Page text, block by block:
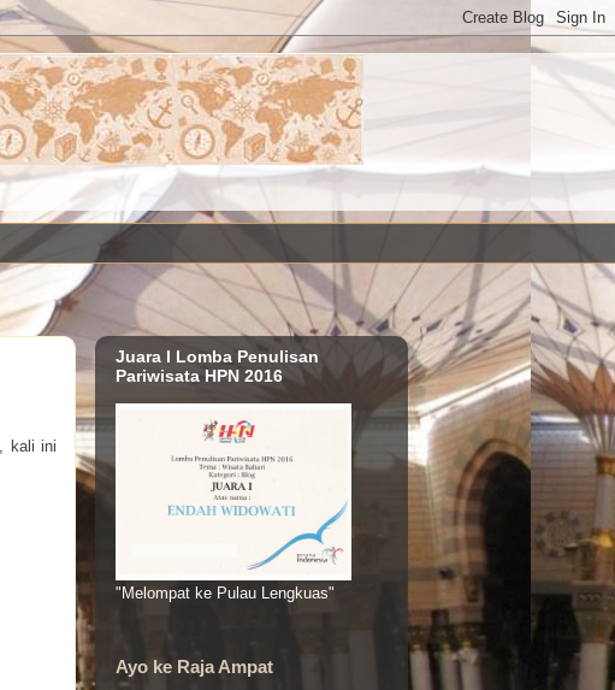
, kali ini
Juara I Lomba Penulisan
Pariwisata HPN 2016
"Melompat ke Pulau Lengkuas"
Ayo ke Raja Ampat